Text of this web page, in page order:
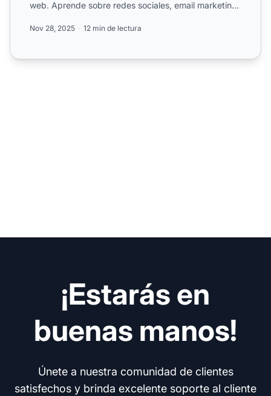
web. Aprende sobre redes sociales, email marketing
Nov 28, 2025 12 min de lectura
¡Estarás en
buenas manos!
Únete a nuestra comunidad de clientes
satisfechos y brinda excelente soporte al cliente